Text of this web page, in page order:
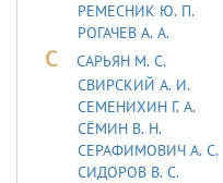
РЕМЕСНИК Ю. П.
РОГАЧЕВ А. А.
С
САРЬЯH М. С.
СВИРСКИЙ А. И.
СЕМЕНИХИН Г. А.
СЁМИН В. Н.
СЕРАФИМОВИЧ А. С.
СИДОРОВ В. С.